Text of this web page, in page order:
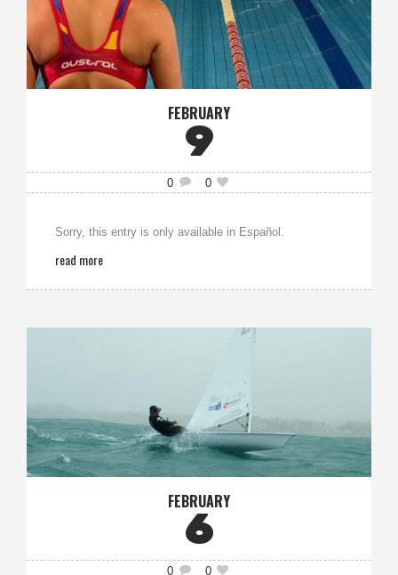
FEBRUARY
9
0 0
Sorry, this entry is only available in Español.
read more
FEBRUARY
6
0 0